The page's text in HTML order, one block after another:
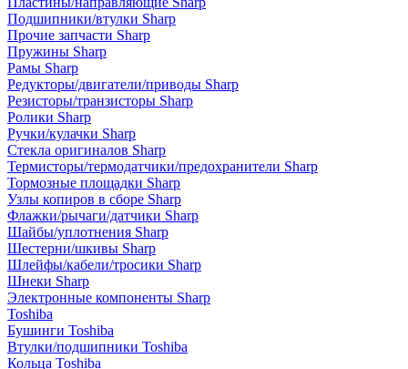
Подшипники/втулки Sharp
Прочие запчасти Sharp
Пружины Sharp
Рамы Sharp
Редукторы/двигатели/приводы Sharp
Резисторы/транзисторы Sharp
Ролики Sharp
Ручки/кулачки Sharp
Стекла оригиналов Sharp
Термисторы/термодатчики/предохранители Sharp
Тормозные площадки Sharp
Узлы копиров в сборе Sharp
Флажки/рычаги/датчики Sharp
Шайбы/уплотнения Sharp
Шестерни/шкивы Sharp
Шлейфы/кабели/тросики Sharp
Шнеки Sharp
Электронные компоненты Sharp
Toshiba
Бушинги Toshiba
Втулки/подшипники Toshiba
Кольца Toshiba